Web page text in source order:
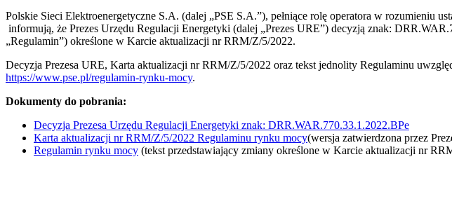
Polskie Sieci Elektroenergetyczne S.A. (dalej „PSE S.A.”), pełniące rolę operatora w rozumieniu
informują, że Prezes Urzędu Regulacji Energetyki (dalej „Prezes URE”) decyzją znak:
„Regulamin”) określone w Karcie aktualizacji nr RRM/Z/5/2022.
Decyzja Prezesa URE, Karta aktualizacji nr RRM/Z/5/2022 oraz tekst jednolity Regulaminu
https://www.pse.pl/regulamin-rynku-mocy.
Dokumenty do pobrania:
Decyzja Prezesa Urzędu Regulacji Energetyki znak: DRR.WAR.770.33.1.2022.BPe
Karta aktualizacji nr RRM/Z/5/2022 Regulaminu rynku mocy(wersja zatwierdzona przez
Regulamin rynku mocy (tekst przedstawiający zmiany określone w Karcie aktualizacji nr